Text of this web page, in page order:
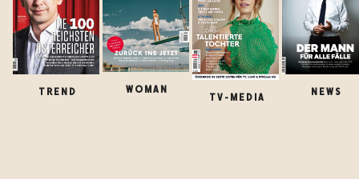
TREND WOMAN
TV-MEDIA
NEWS